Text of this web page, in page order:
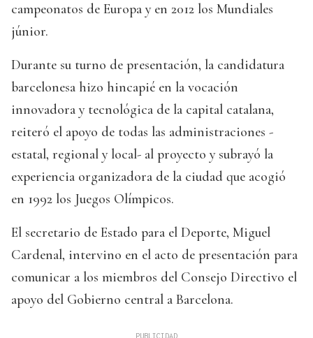
campeonatos de Europa y en 2012 los Mundiales
júnior.
Durante su turno de presentación, la candidatura
barcelonesa hizo hincapié en la vocación
innovadora y tecnológica de la capital catalana,
reiteró el apoyo de todas las administraciones -
estatal, regional y local- al proyecto y subrayó la
experiencia organizadora de la ciudad que acogió
en 1992 los Juegos Olímpicos.
El secretario de Estado para el Deporte, Miguel
Cardenal, intervino en el acto de presentación para
comunicar a los miembros del Consejo Directivo el
apoyo del Gobierno central a Barcelona.